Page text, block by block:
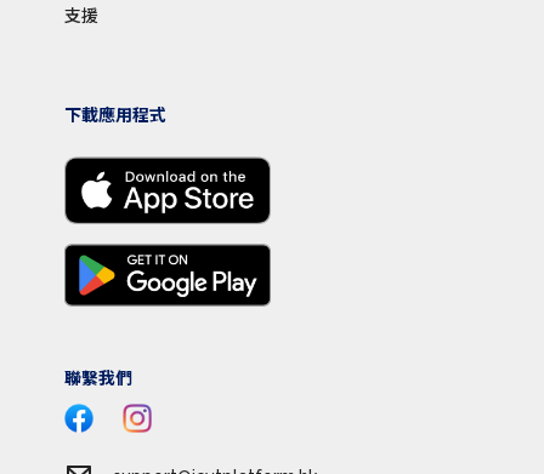
支援
下載應用程式
聯繫我們